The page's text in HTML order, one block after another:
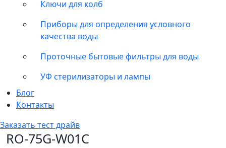
Ключи для колб
Приборы для определения условного
качества воды
Проточные бытовые фильтры для воды
УФ стерилизаторы и лампы
Блог
Контакты
Заказать тест драйв
RO-75G-W01С